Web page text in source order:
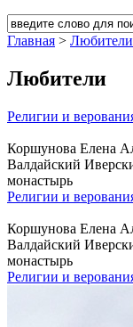
Главная > Любители
Любители
Религии и
Коршунова Елена
Валдайский
монастырь
Религии и
Коршунова Елена
Валдайский
монастырь
Религии и